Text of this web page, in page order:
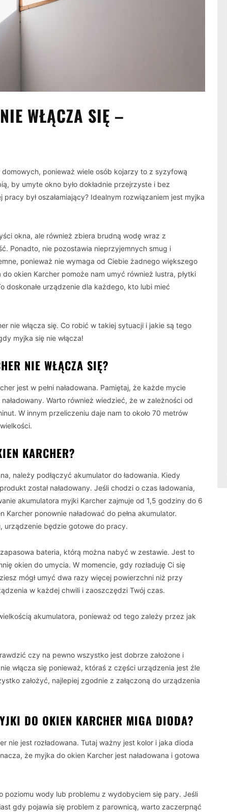
WŁĄCZA SIĘ –
ponieważ wiele osób kojarzy to z syzyfową
by umyte okno było dokładnie przejrzyste i bez
był oszałamiający? Idealnym rozwiązaniem jest myjka
okna, ale również zbiera brudną wodę wraz z
Ponadto, nie pozostawia nieprzyjemnych smug i
ponieważ nie wymaga od Ciebie żadnego większego
okien Karcher pomoże nam umyć również lustra, płytki
doskonałe urządzenie dla każdego, kto lubi mieć
nie włącza się. Co robić w takiej sytuacji i jakie są tego
myjka się nie włącza!
NIE WŁĄCZA SIĘ?
jest w pełni naładowana. Pamiętaj, że każde mycie
Warto również wiedzieć, że w zależności od
W innym przeliczeniu daje nam to około 70 metrów
KARCHER?
należy podłączyć akumulator do ładowania. Kiedy
został naładowany. Jeśli chodzi o czas ładowania,
akumulatora myjki Karcher zajmuje od 1,5 godziny do 6
ponownie naładować do pełna akumulator.
urządzenie będzie gotowe do pracy.
bateria, którą można nabyć w zestawie. Jest to
okien do umycia. W momencie, gdy rozładuję Ci się
mógł umyć dwa razy więcej powierzchni niż przy
w każdej chwili i zaoszczędzi Twój czas.
akumulatora, ponieważ od tego zależy przez jak
czy na pewno wszystko jest dobrze założone i
włącza się ponieważ, któraś z części urządzenia jest źle
założyć, najlepiej zgodnie z załączoną do urządzenia
DO OKIEN KARCHER MIGA DIODA?
nie jest rozładowana. Tutaj ważny jest kolor i jaka dioda
że myjka do okien Karcher jest naładowana i gotowa
wody lub problemu z wydobyciem się pary. Jeśli
gdy pojawia się problem z parownicą, warto zaczerpnąć